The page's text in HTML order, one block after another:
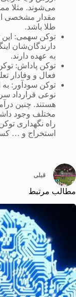
می‌شوند. مثلا
مقدار مشخصی
طلا باشد.
توکن‌ سهمی: این
دارندگان‌شان
به عهده دارند.
توکن‌ پاداش:
فعال و وفادار
توکن سودآور: به
نوعی قرارداد
هستند. چنین
مختلف وجود
راه نگهداری
استخراج و …
قبلی
مطالب مرتبط